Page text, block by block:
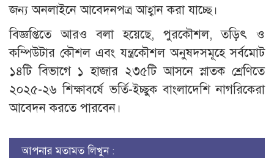
জন্য অনলাইনে আবেদনপত্র আহ্বান করা যাচ্ছে।
বিজ্ঞপ্তিতে আরও বলা হয়েছে, পুরকৌশল, তড়িৎ ও
কম্পিউটার কৌশল এবং যন্ত্রকৌশল অনুষদসমূহে সর্বমোট
১৪টি বিভাগে ১ হাজার ২৩৫টি আসনে স্নাতক শ্রেণিতে
২০২৫-২৬ শিক্ষাবর্ষে ভর্তি-ইচ্ছুক বাংলাদেশি নাগরিকেরা
আবেদন করতে পারবেন।
আপনার মতামত লিখুন :